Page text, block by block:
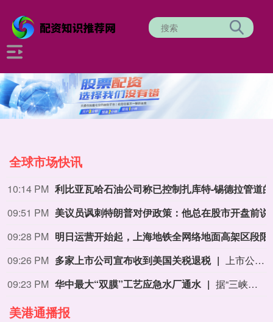
全球市场快讯
10:14 PM
09:51 PM
09:28 PM
09:26 PM 多家上市公司宣布收到美国关税退税
上市公司公告显示，自7月以来，多家公司宣布已经收到美国关税退税。根据美国最高法院今年2月裁定，《国际紧急经济权力法》不授权总统征收大规模关税。美国国际贸易法院随后下令海关办理相关退款。海关与边境保护局4月20日启动第一阶段退款工作，首批退款于5月11日前后发放。美国海关与边境保护局官员本月4日披露的信息显示，截至7月底，该部门已处理完毕约1000亿美元关税的退款流程并把相关信息提供给财政部用于付款。（中新社）
09:23 PM 华中最大“双膜”工艺应急水厂通水 据“三峡小微”公众号消息，8月8日，由三峡集团所属长江环保集团、武汉市水务集团等共同投资建设的华中地区规模最大的“双膜”工艺应急水厂——武汉梁子湖应急水厂并网通水，标志着武汉市江南区域正式构建起“一江一湖”双水源互为备援、灵活调度的供水新格局，为片区660万市民用水安全提供坚实保障。
美港通播报